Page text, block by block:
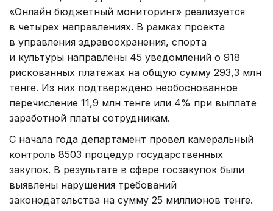
«Онлайн бюджетный мониторинг» реализуется
в четырех направлениях. В рамках проекта
в управления здравоохранения, спорта
и культуры направлены 45 уведомлений о 918
рискованных платежах на общую сумму 293,3 млн
тенге. Из них подтверждено необоснованное
перечисление 11,9 млн тенге или 4% при выплате
заработной платы сотрудникам.
С начала года департамент провел камеральный
контроль 8503 процедур государственных
закупок. В результате в сфере госзакупок были
выявлены нарушения требований
законодательства на сумму 25 миллионов тенге.